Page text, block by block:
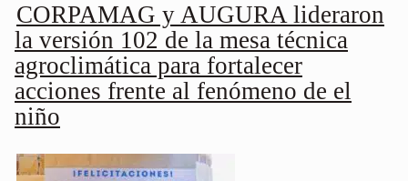
CORPAMAG y AUGURA lideraron
la versión 102 de la mesa técnica
agroclimática para fortalecer
acciones frente al fenómeno de el
niño